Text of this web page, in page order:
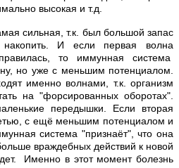
высокая и т.д.
сильная, т.к. был большой запас
накопить. И если первая волна
то иммунная система
но уже с меньшим потенциалом.
именно волнами, т.к. организм
на "форсированных оборотах".
передышки. Если вторая
с ещё меньшим потенциалом и
система "признаёт", что она
враждебных действий к новой
Именно в этот момент болезнь